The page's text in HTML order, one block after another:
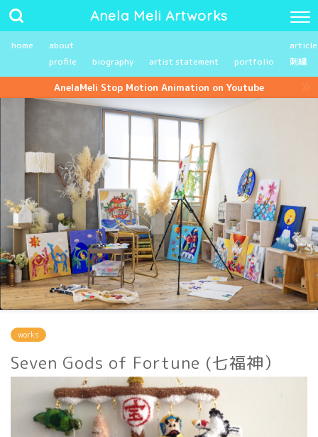
Anela Meli Artworks
home
about
profile
biography artist statement portfolio
刺繍
AnelaMeli Stop Motion Animation on Youtube
works
Seven Gods of Fortune (七福神）